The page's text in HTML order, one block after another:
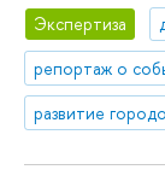
Экспертиза
репортаж о
развитие